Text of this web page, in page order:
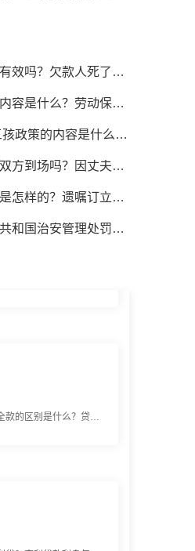
款人死了起诉状怎么写？
动保险需在多少天内购买？
？积极响应三孩政策内容是什么？
他人同居还能获得损害赔偿吗？-当前观点
？遗嘱订立需要公证吗？
七十二条的内容是什么？ 天天简讯
小额担保贷款有什么用途？哪些项目属于微利项目？什么是小额担保贷款？